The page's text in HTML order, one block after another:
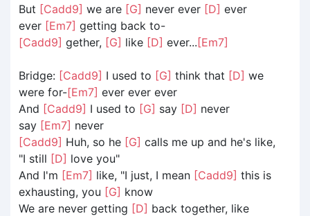
But [Cadd9] we are [G] never ever [D] ever
ever [Em7] getting back to-
[Cadd9] gether, [G] like [D] ever...[Em7]
Bridge: [Cadd9] I used to [G] think that [D] we
were for-[Em7] ever ever ever
And [Cadd9] I used to [G] say [D] never
say [Em7] never
[Cadd9] Huh, so he [G] calls me up and he's like,
"I still [D] love you"
And I'm [Em7] like, "I just, I mean [Cadd9] this is
exhausting, you [G] know
We are never getting [D] back together, like